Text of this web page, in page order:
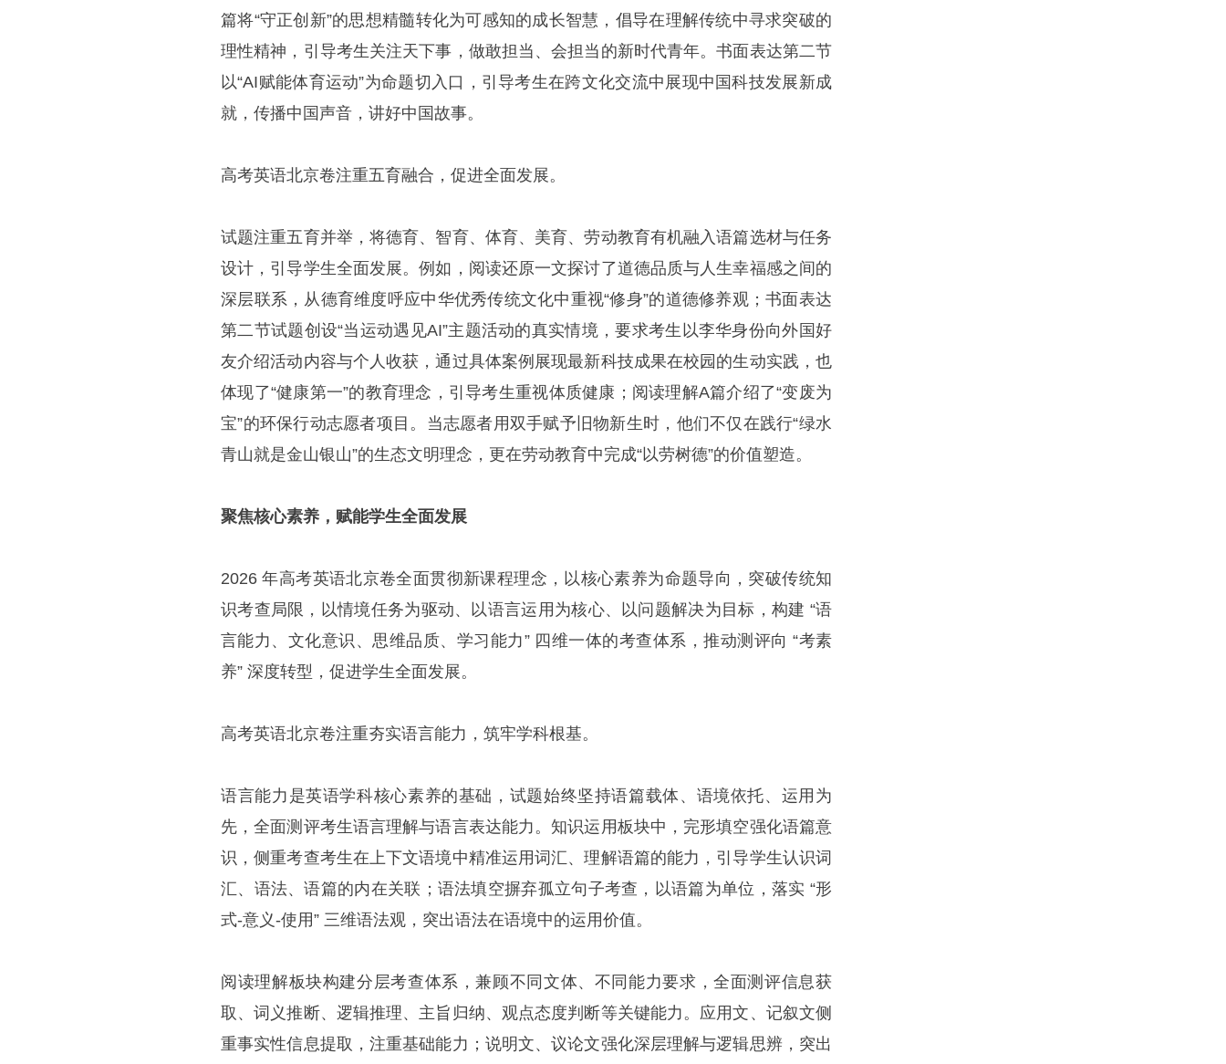
篇将“守正创新”的思想精髓转化为可感知的成长智慧，倡导在理解传统中寻求突破的
理性精神，引导考生关注天下事，做敢担当、会担当的新时代青年。书面表达第二节
以“AI赋能体育运动”为命题切入口，引导考生在跨文化交流中展现中国科技发展新成
就，传播中国声音，讲好中国故事。
高考英语北京卷注重五育融合，促进全面发展。
试题注重五育并举，将德育、智育、体育、美育、劳动教育有机融入语篇选材与任务
设计，引导学生全面发展。例如，阅读还原一文探讨了道德品质与人生幸福感之间的
深层联系，从德育维度呼应中华优秀传统文化中重视“修身”的道德修养观；书面表达
第二节试题创设“当运动遇见AI”主题活动的真实情境，要求考生以李华身份向外国好
友介绍活动内容与个人收获，通过具体案例展现最新科技成果在校园的生动实践，也
体现了“健康第一”的教育理念，引导考生重视体质健康；阅读理解A篇介绍了“变废为
宝”的环保行动志愿者项目。当志愿者用双手赋予旧物新生时，他们不仅在践行“绿水
青山就是金山银山”的生态文明理念，更在劳动教育中完成“以劳树德”的价值塑造。
聚焦核心素养，赋能学生全面发展
2026 年高考英语北京卷全面贯彻新课程理念，以核心素养为命题导向，突破传统知
识考查局限，以情境任务为驱动、以语言运用为核心、以问题解决为目标，构建 “语
言能力、文化意识、思维品质、学习能力” 四维一体的考查体系，推动测评向 “考素
养” 深度转型，促进学生全面发展。
高考英语北京卷注重夯实语言能力，筑牢学科根基。
语言能力是英语学科核心素养的基础，试题始终坚持语篇载体、语境依托、运用为
先，全面测评考生语言理解与语言表达能力。知识运用板块中，完形填空强化语篇意
识，侧重考查考生在上下文语境中精准运用词汇、理解语篇的能力，引导学生认识词
汇、语法、语篇的内在关联；语法填空摒弃孤立句子考查，以语篇为单位，落实 “形
式-意义-使用” 三维语法观，突出语法在语境中的运用价值。
阅读理解板块构建分层考查体系，兼顾不同文体、不同能力要求，全面测评信息获
取、词义推断、逻辑推理、主旨归纳、观点态度判断等关键能力。应用文、记叙文侧
重事实性信息提取，注重基础能力；说明文、议论文强化深层理解与逻辑思辨，突出